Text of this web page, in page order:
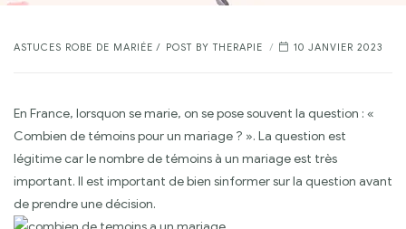
CATEGORIES
ASTUCES ROBE DE MARIÉE POST BYTHERAPIE 10 JANVIER 2023
En France, lorsquon se marie, on se pose souvent la question : «
Combien de témoins pour un mariage ? ». La question est
légitime car le nombre de témoins à un mariage est très
important. Il est important de bien sinformer sur la question avant
de prendre une décision.